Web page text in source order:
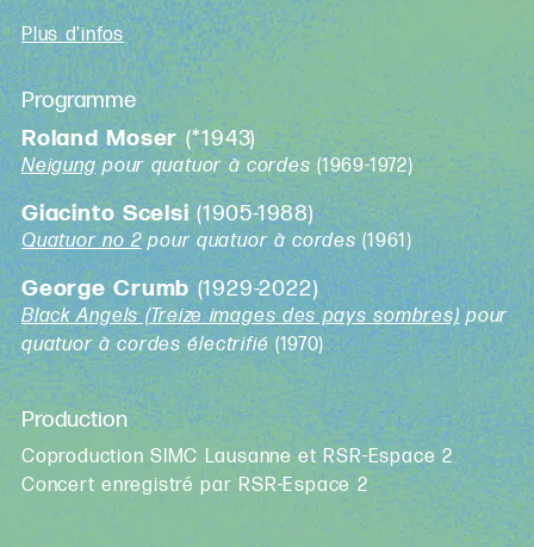
Plus d'infos
Programme
Roland Moser(*1943)
Neigungpour quatuor à cordes (1969-1972)
Giacinto Scelsi(1905-1988)
Quatuor no 2pour quatuor à cordes(1961)
George Crumb(1929-2022)
Black Angels (Treize images des pays sombres) pour
quatuor à cordes électrifié (1970)
Production
Coproduction SIMC Lausanne et RSR-Espace 2
Concert enregistré par RSR-Espace 2